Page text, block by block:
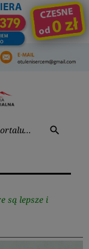
search
są lepsze i